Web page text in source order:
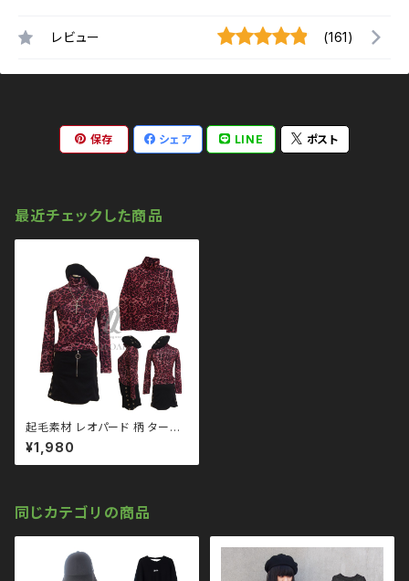
レビュー (161)
保存 シェア LINE ポスト
最近チェックした商品
起毛素材 レオパード 柄 タート
ルネック トップス パンク ロック
Ｖ 系 韓国ファッション ストリー
ト系 原宿 個性的 qto110029
¥1,980
同じカテゴリの商品